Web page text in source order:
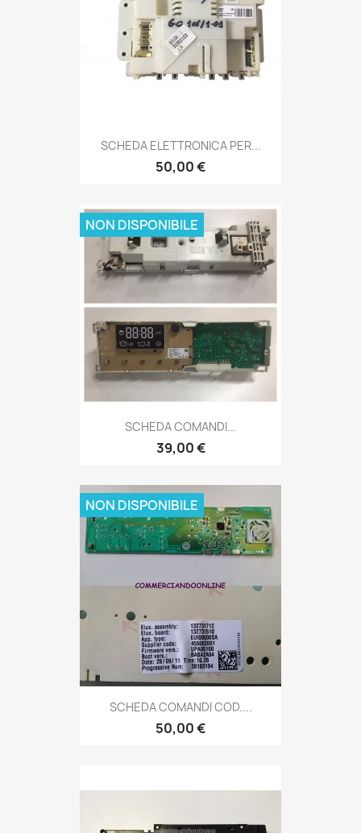
SCHEDA ELETTRONICA PER...
50,00 €
SCHEDA COMANDI...
39,00 €
NON DISPONIBILE
SCHEDA COMANDI COD....
50,00 €
NON DISPONIBILE